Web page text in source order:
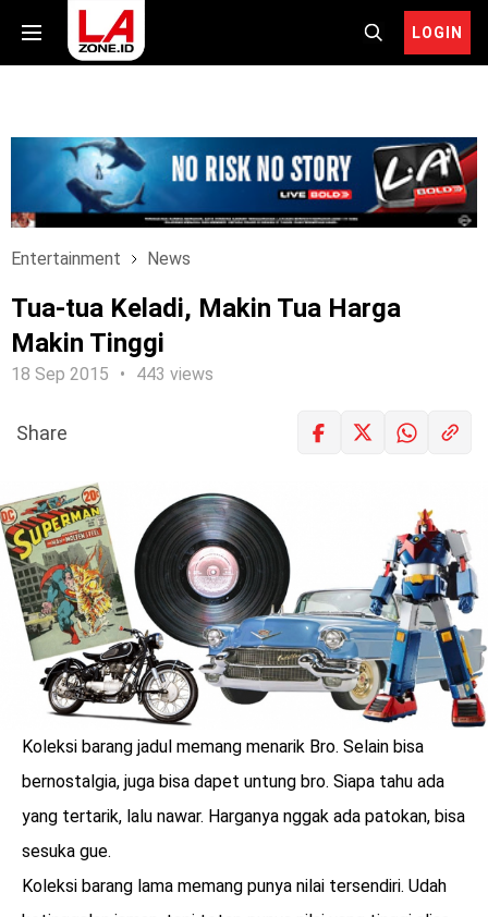
LOGIN
Entertainment News
Tua-tua Keladi, Makin Tua Harga
Makin Tinggi
18 Sep 2015 443 views
benefit
LOGIN
Share
Koleksi barang jadul memang menarik Bro. Selain bisa
bernostalgia, juga bisa dapet untung bro. Siapa tahu ada
yang tertarik, lalu nawar. Harganya nggak ada patokan, bisa
sesuka gue.
Koleksi barang lama memang punya nilai tersendiri. Udah